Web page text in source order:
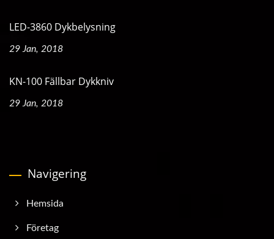
LED-3860 Dykbelysning
29 Jan, 2018
KN-100 Fällbar Dykkniv
29 Jan, 2018
Navigering
Hemsida
Företag